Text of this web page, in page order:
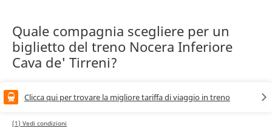
Quale compagnia scegliere per un
biglietto del treno Nocera Inferiore
Cava de' Tirreni?
Clicca qui per trovare la migliore tariffa di viaggio in treno
(1) Vedi condizioni